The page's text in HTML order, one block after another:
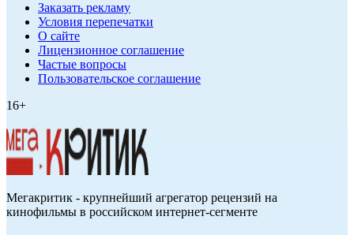
Заказать рекламу
Условия перепечатки
О сайте
Лицензионное соглашение
Частые вопросы
Пользовательское соглашение
16+
Мегакритик - крупнейший агрегатор рецензий на
кинофильмы в российском интернет-сегменте